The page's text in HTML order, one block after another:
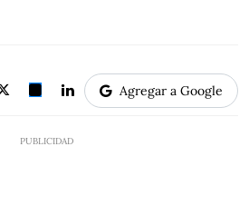
Agregar a Google